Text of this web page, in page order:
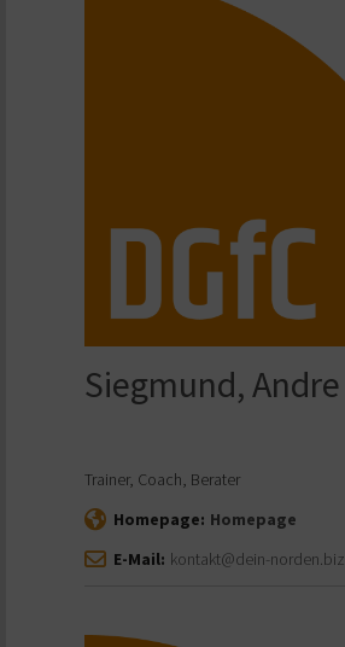
Siegmund, Andre
Trainer, Coach, Berater
Homepage: Homepage
E-Mail: kontakt@dein-norden.biz